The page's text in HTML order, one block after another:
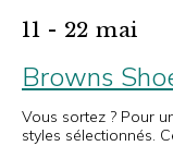
11 - 22 mai
Browns
Vous sortez ? Pour
styles sélectionnés.